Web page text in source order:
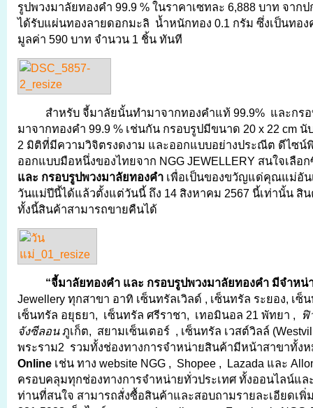
รูปพวงมาลัยทองคำ 99.9 % ในราคาเซทละ 6,888 บาท จาก
ได้รับแผ่นทองลายดอกมะลิ น้ำหนักทอง 0.1 กรัม ซึ่งเป็นทอง
มูลค่า 590 บาท จำนวน 1 ชิ้น ทันที
สำหรับ จี้มาลัยนั้นทำมาจากทองคำแท้ 99.9% และกร
มาจากทองคำ 99.9 % เช่นกัน กรอบรูปมีขนาด 20 x 22 cm
2 มิติที่มีความวิจิตรงดงาม และออกแบบอย่างประณีต ดีไซน์
ออกแบบมือหนึ่งของไทยจาก NGG JEWELLERY สนใจเลือ
และ กรอบรูปพวงมาลัยทองคำ เพื่อเป็นของขวัญแด่คุณแม่อัน
วันแม่ปีนี้ได้แล้วตั้งแต่วันนี้ ถึง 14 สิงหาคม 2567 นี้เท่านั้น สิ
ทั้งนี้สินค้าสามารถขายคืนได้
“จี้มาลัยทองคำ และ กรอบรูปพวงมาลัยทองคำ มีจำหน่
Jewellery ทุกสาขา อาทิ เซ็นทรัลเวิลด์ , เซ็นทรัล ระยอง, เซ็
เซ็นทรัล อยุธยา, เซ็นทรัล ศรีราชา, เทอมินอล 21 พัทยา ,
ฟิ
จังซีลอนภูเก็ต, สยามเซ็นเตอร์ , เซ็นทรัล เวสต์วิลล์
พระราม2 รวมทั้งช่องทางการจำหน่ายสินค้ามีหน้าสาขาทั้ง
Online เช่น ทาง website NGG , Shopee , Lazada และ
ครอบคลุมทุกช่องทางการจำหน่ายทั่วประเทศ ทั้งออนไลน์แ
ท่านที่สนใจ สามารถสั่งซื้อสินค้าและสอบถามรายละเอียดเพิ่